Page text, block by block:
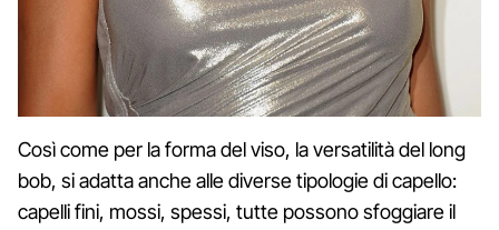
Così come per la forma del viso, la versatilità del long
bob, si adatta anche alle diverse tipologie di capello:
capelli fini, mossi, spessi, tutte possono sfoggiare il